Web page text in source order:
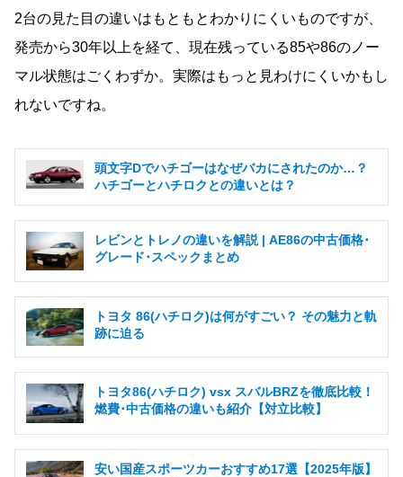
2台の見た目の違いはもともとわかりにくいものですが、
発売から30年以上を経て、現在残っている85や86のノー
マル状態はごくわずか。実際はもっと見わけにくいかもし
れないですね。
頭文字Dでハチゴーはなぜバカにされたのか…？
ハチゴーとハチロクとの違いとは？
レビンとトレノの違いを解説 | AE86の中古価格･
グレード･スペックまとめ
トヨタ 86(ハチロク)は何がすごい？ その魅力と軌
跡に迫る
トヨタ86(ハチロク) vsx スバルBRZを徹底比較！
燃費･中古価格の違いも紹介【対立比較】
安い国産スポーツカーおすすめ17選【2025年版】